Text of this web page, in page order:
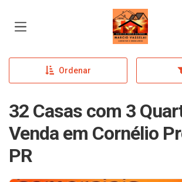
Página inicial
Ordenar
32 Casas com 3
Venda em Cornélio
PR